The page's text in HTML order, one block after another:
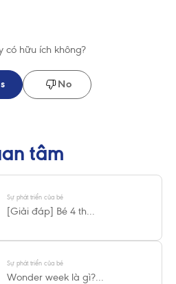
có hữu ích không?
No
tâm
Sự phát triển của bé
[Giải đáp] Bé 4 th...
Sự phát triển của bé
Wonder week là gì?...